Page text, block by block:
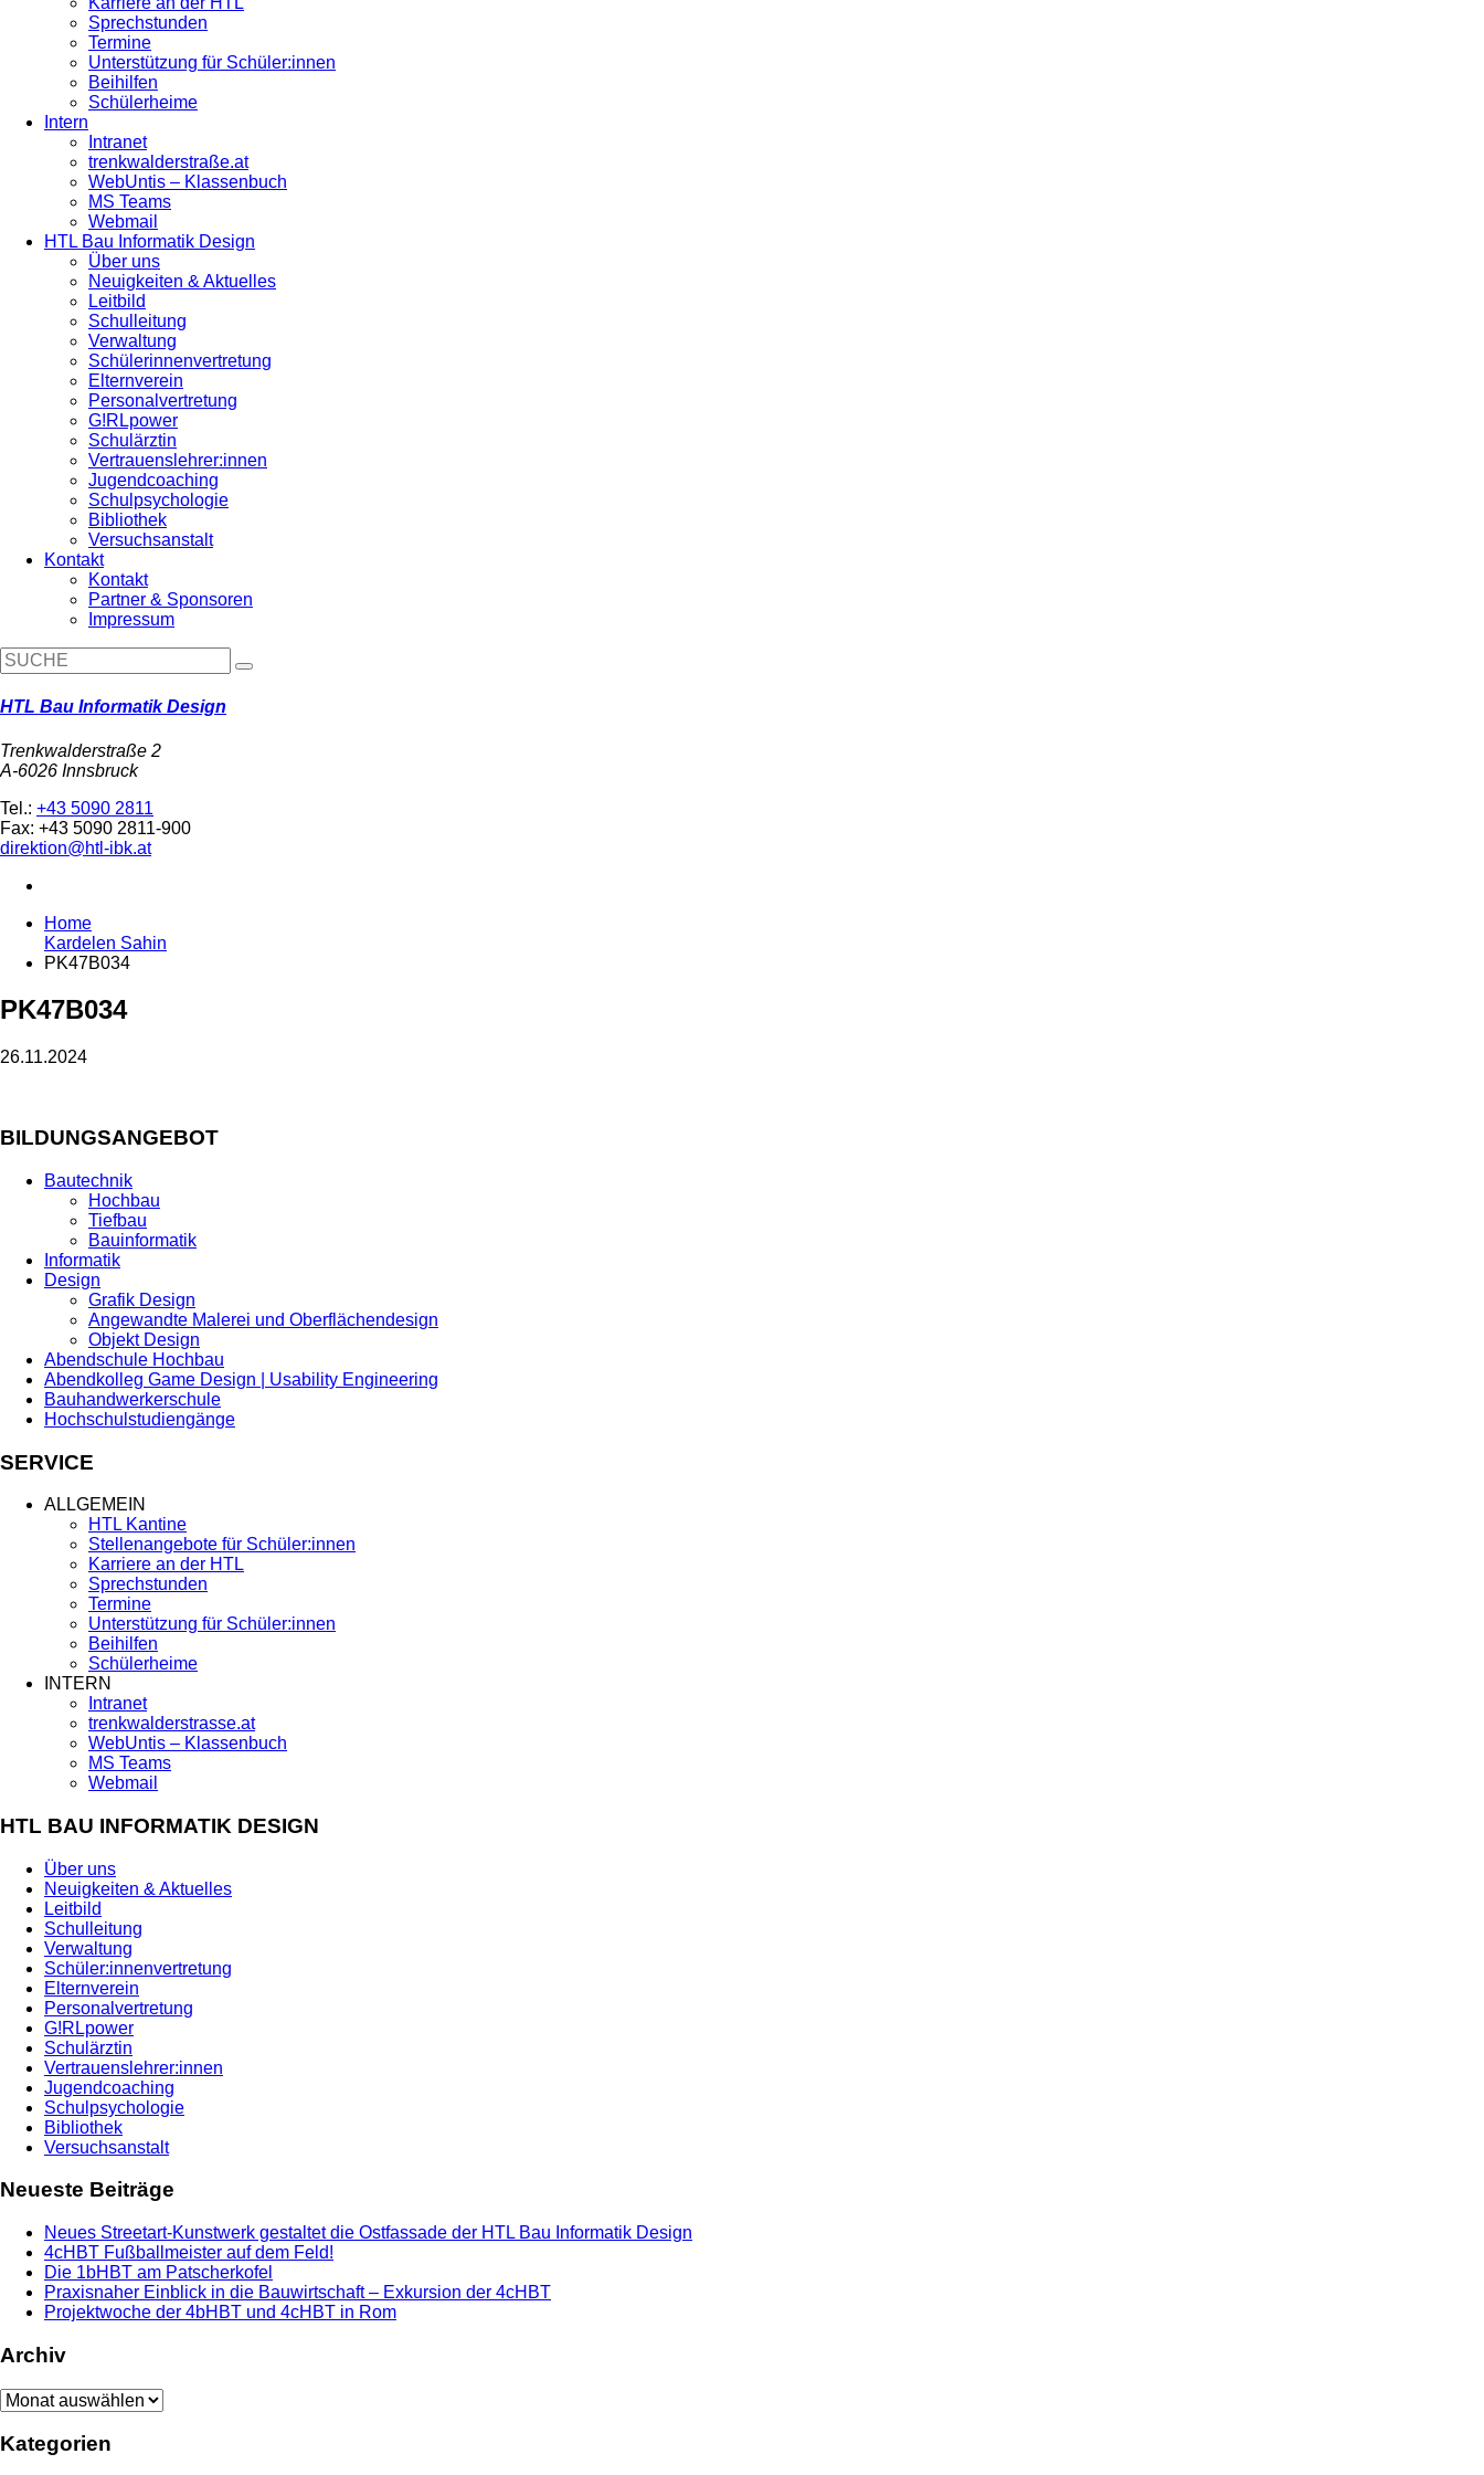
Sprechstunden
Termine
Unterstützung für Schüler:innen
Beihilfen
Schülerheime
Intern
Intranet
trenkwalderstraße.at
WebUntis – Klassenbuch
MS Teams
Webmail
HTL Bau Informatik Design
Über uns
Neuigkeiten & Aktuelles
Leitbild
Schulleitung
Verwaltung
Schülerinnenvertretung
Elternverein
Personalvertretung
G!RLpower
Schulärztin
Vertrauenslehrer:innen
Jugendcoaching
Schulpsychologie
Bibliothek
Versuchsanstalt
Kontakt
Kontakt
Partner & Sponsoren
Impressum
HTL Bau Informatik Design
Trenkwalderstraße 2
A-6026 Innsbruck
Tel.: +43 5090 2811
Fax: +43 5090 2811-900
direktion@htl-ibk.at
Home
Kardelen Sahin
PK47B034
PK47B034
26.11.2024
BILDUNGSANGEBOT
Bautechnik
Hochbau
Tiefbau
Bauinformatik
Informatik
Design
Grafik Design
Angewandte Malerei und Oberflächendesign
Objekt Design
Abendschule Hochbau
Abendkolleg Game Design | Usability Engineering
Bauhandwerkerschule
Hochschulstudiengänge
SERVICE
ALLGEMEIN
HTL Kantine
Stellenangebote für Schüler:innen
Karriere an der HTL
Sprechstunden
Termine
Unterstützung für Schüler:innen
Beihilfen
Schülerheime
INTERN
Intranet
trenkwalderstrasse.at
WebUntis – Klassenbuch
MS Teams
Webmail
HTL BAU INFORMATIK DESIGN
Über uns
Neuigkeiten & Aktuelles
Leitbild
Schulleitung
Verwaltung
Schüler:innenvertretung
Elternverein
Personalvertretung
G!RLpower
Schulärztin
Vertrauenslehrer:innen
Jugendcoaching
Schulpsychologie
Bibliothek
Versuchsanstalt
Neueste Beiträge
Neues Streetart-Kunstwerk gestaltet die Ostfassade der HTL Bau Informatik Design
4cHBT Fußballmeister auf dem Feld!
Die 1bHBT am Patscherkofel
Praxisnaher Einblick in die Bauwirtschaft – Exkursion der 4cHBT
Projektwoche der 4bHBT und 4cHBT in Rom
Archiv
Archiv
Kategorien